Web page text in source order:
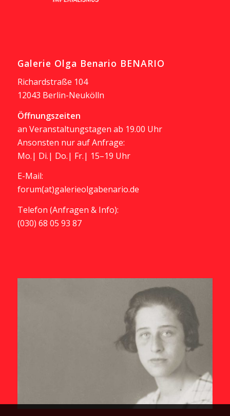
Galerie Olga Benario BENARIO
Richardstraße 104
12043 Berlin-Neukölln
Öffnungszeiten
an Veranstaltungstagen ab 19.00 Uhr
Ansonsten nur auf Anfrage:
Mo.| Di.| Do.| Fr.| 15–19 Uhr
E-Mail:
forum(at)galerieolgabenario.de
Telefon (Anfragen & Info):
(030) 68 05 93 87